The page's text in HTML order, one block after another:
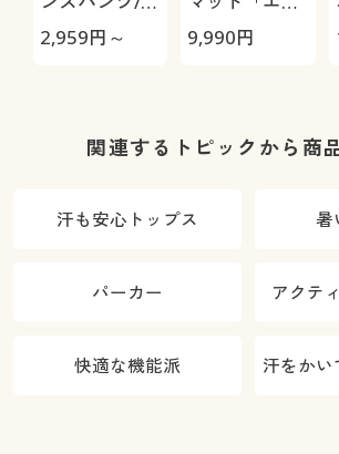
見えが叶うら
ト・速乾・洗
2,959円～
ージョブ®」
9,990円
関連するトピックから商
汗も安心トップス 暑
パーカー アクテ
快適な機能派 汗をか